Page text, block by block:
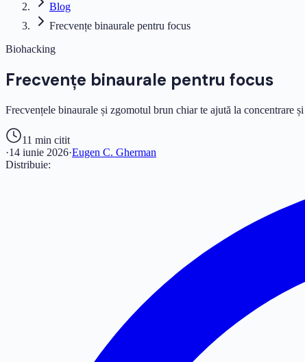
Blog
Frecvențe binaurale pentru focus
Biohacking
Frecvențe binaurale pentru focus
Frecvențele binaurale și zgomotul brun chiar te ajută la concentrare
11 min citit
·14 iunie 2026·Eugen C. Gherman
Distribuie: